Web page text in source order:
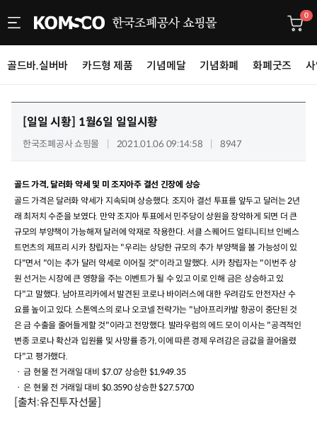
0
골드바.실버바 카드형 제품 기념메달 기념화폐 화폐굿즈
[일일 시황] 1월6일 일일시황
한국조폐공사 쇼핑몰 2021.01.06 09:14:58 8947
골드 가격, 달러화 약세 및 미 조지아주 결선 긴장에 상승
골드 가격은 달러화 약세가 지속되며 상승했다. 조지아 결선 투표를 앞두고 달러는2년
래 최저치 수준을 보였다. 만약 조지아 투표에서 민주당이 상원을 장악하게 되면 더 큰
규모의 부양책이 가능해져 달러에 악재로 작용한다.서클 스퀘어드 얼티니티브 인베스
트먼츠의 제프리 시카 창립자는"우리는 상당한 규모의 추가 부양책을 볼 가능성이 있
다"면서 "이는 추가 달러 약세로 이어질 것"이라고 말했다 시카 창립자는"이번주 상
원 선거는 시장에 큰 영향을 주는 이벤트가 될 수 있고 이로 인해 금은 상승하고 있
다"고 말했다 남아프리카에서 발견된 코로나 바이러스에 대한 우려감도 안전자산 수
요를 높이고 있다. 스톤엑스의 로나 오코넬 전략가는 "남아프리카발 항공이 중단된 것
은 금 수출을 줄어들게할 것"이라고 전망했다. 발라우럼의 에드 모이 이사는"공격적인
변종 코로나 확산과 입원률 및 사망률 증가, 이에 따른 경제 우려감은 금값을 끌어올렸
다"고 평가했다.
ㆍ 금 현물 전 거래일 대비 $7.07 상승한 $1,949.35
ㆍ 은 현물 전 거래일 대비 $0.3590상승한$27.5700
[출처:유진투자선물]